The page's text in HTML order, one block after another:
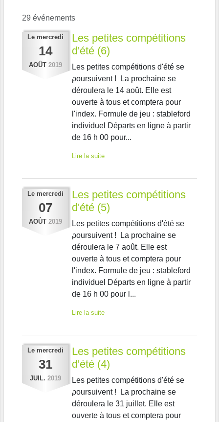
29 événements
Le mercredi
14
AOÛT 2019
Les petites compétitions
d'été (6)
Les petites compétitions d'été se
poursuivent ! La prochaine se
déroulera le 14 août. Elle est
ouverte à tous et comptera pour
l'index. Formule de jeu : stableford
individuel Départs en ligne à partir
de 16 h 00 pour...
Lire la suite
Le mercredi
07
AOÛT 2019
Les petites compétitions
d'été (5)
Les petites compétitions d'été se
poursuivent ! La prochaine se
déroulera le 7 août. Elle est
ouverte à tous et comptera pour
l'index. Formule de jeu : stableford
individuel Départs en ligne à partir
de 16 h 00 pour l...
Lire la suite
Le mercredi
31
JUIL. 2019
Les petites compétitions
d'été (4)
Les petites compétitions d'été se
poursuivent ! La prochaine se
déroulera le 31 juillet. Elle est
ouverte à tous et comptera pour